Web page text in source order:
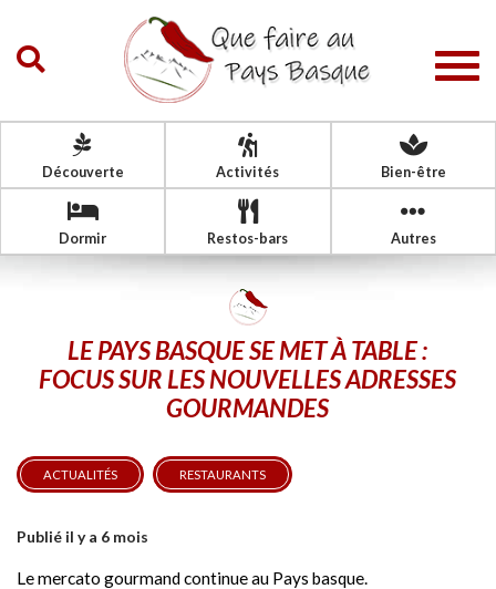
Découverte Activités Bien-être
Dormir Restos-bars Autres
LE PAYS BASQUE SE MET À TABLE :
FOCUS SUR LES NOUVELLES ADRESSES
GOURMANDES
ACTUALITÉS RESTAURANTS
Publié il y a 6 mois
Le mercato gourmand continue au Pays basque.